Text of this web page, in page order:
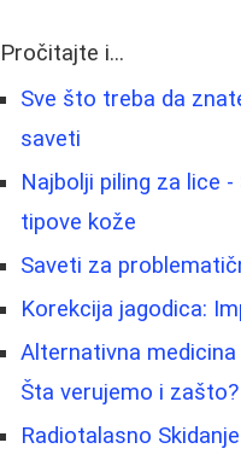
Pročitajte i...
Sve što treba da
saveti
Najbolji piling za lice
tipove kože
Saveti za
Korekcija jagodica:
Alternativna
Šta verujemo i zašto?
Radiotalasno